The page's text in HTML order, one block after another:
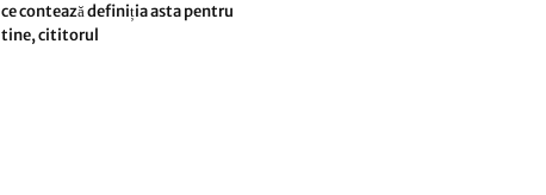
ce contează definiția asta pentru
tine, cititorul